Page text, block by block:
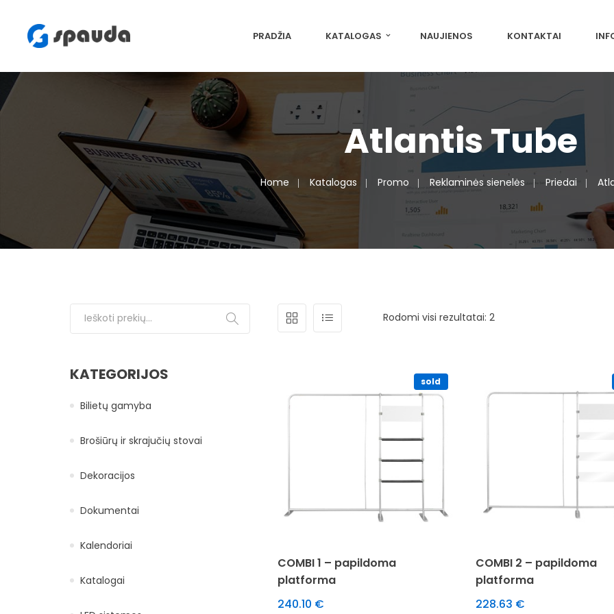
PRADŽIA KATALOGAS NAUJIENOS KONTAKTAI
Atlantis Tube
Home Katalogas Promo Reklaminės sienelės Priedai
Rodomi visi rezultatai: 2
sold
COMBI 1 – papildoma
platforma
240.10 €
COMBI 2 – papildoma
platforma
228.63 €
Ieškoti:
KATEGORIJOS
Bilietų gamyba
Brošiūrų ir skrajučių stovai
Dekoracijos
Dokumentai
Kalendoriai
Katalogai